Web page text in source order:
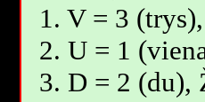
1. V = 3
2. U = 1
3. D = 2 (du),